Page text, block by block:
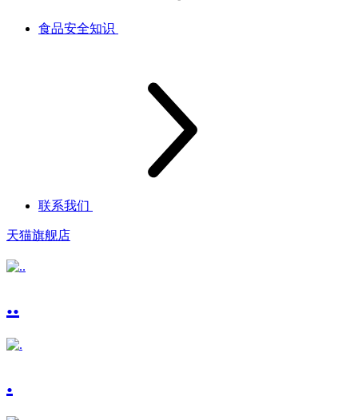
食品安全知识
联系我们
天猫旗舰店
..
.